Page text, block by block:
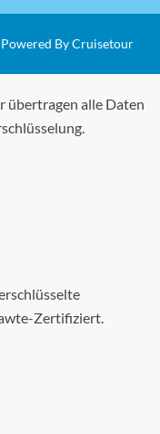
Powered By Cruisetour
übertragen alle Daten
Zertifiziert.